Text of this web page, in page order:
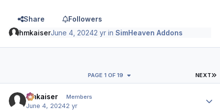
Share
Followers
hmkaiserJune 4, 20242 yr inSimHeaven Addons
NEXT
PAGE 1 OF 19
hmkaiser Members
June 4, 20242 yr